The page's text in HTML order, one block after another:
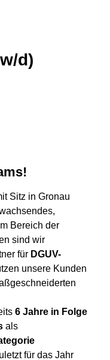
d)
Sitz in Gronau
Bereich der
sind wir
für DGUV-
unsere Kunden
6 Jahre in Folge
als
für das Jahr